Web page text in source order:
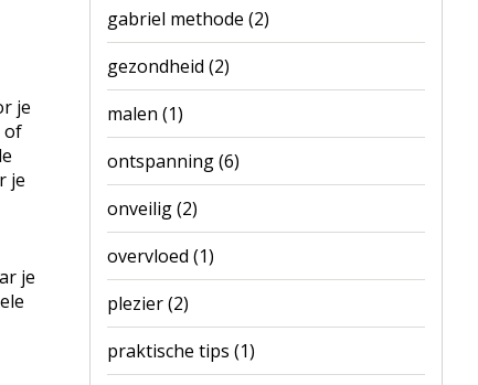
je
of
je
je
gabriel methode (2)
gezondheid (2)
malen (1)
ontspanning(6)
onveilig(2)
overvloed (1)
plezier(2)
praktische tips (1)